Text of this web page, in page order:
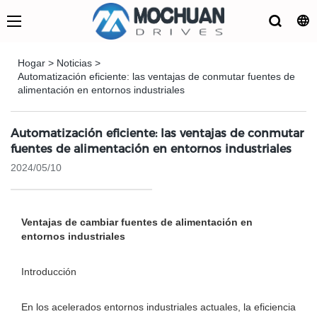
Hogar > Noticias >
Automatización eficiente: las ventajas de conmutar fuentes de
alimentación en entornos industriales
Automatización eficiente: las ventajas de conmutar
fuentes de alimentación en entornos industriales
2024/05/10
Ventajas de cambiar fuentes de alimentación en
entornos industriales
Introducción
En los acelerados entornos industriales actuales, la eficiencia